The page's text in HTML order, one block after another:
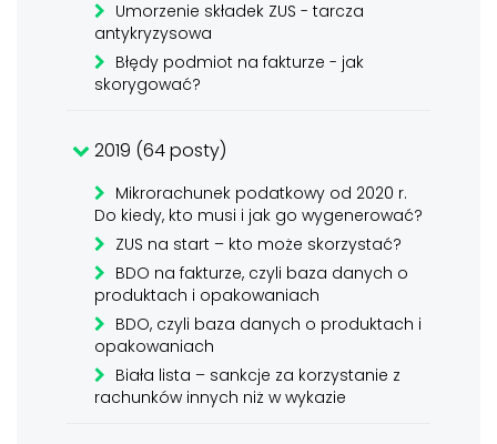
Umorzenie składek ZUS - tarcza
antykryzysowa
Błędy podmiot na fakturze - jak
skorygować?
2019 (64 posty)
Mikrorachunek podatkowy od 2020 r.
Do kiedy, kto musi i jak go wygenerować?
ZUS na start – kto może skorzystać?
BDO na fakturze, czyli baza danych o
produktach i opakowaniach
BDO, czyli baza danych o produktach i
opakowaniach
Biała lista – sankcje za korzystanie z
rachunków innych niż w wykazie